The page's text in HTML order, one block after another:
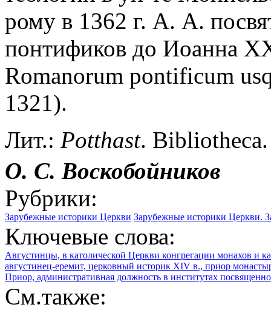
рому в 1362 г. А. А.
понтификов до Иоанна
Romanorum pontificum
1321).
Лит.: Potthast.
О. С. Воскобойников
Рубрики:
Зарубежные историки Церкви Зарубежные историки Церкви.
Ключевые слова:
Августинцы, в католической Церкви конгрегации монахов и
августинец-еремит, церковный историк XIV в., приор
Приор, административная должность в институтах
См.также: